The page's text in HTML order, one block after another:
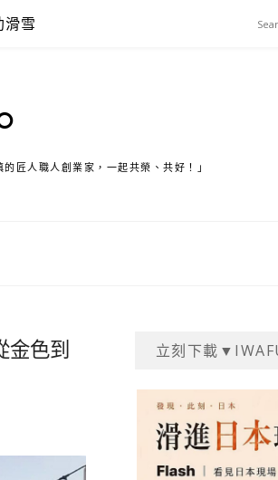
滑雪
匠人職人創業家，一起共榮、共好！」
金色到
立刻下載